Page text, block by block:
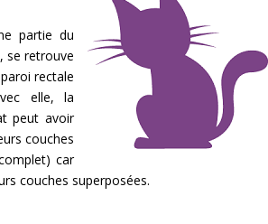
partie du
se retrouve
rectale
elle, la
peut avoir
couches
car
couches superposées.